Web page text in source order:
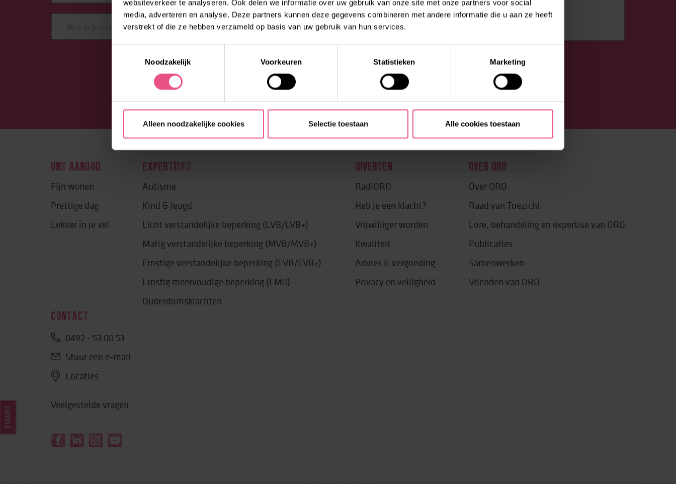
websiteverkeer te analyseren. Ook delen we informatie over uw gebruik van onze site met onze partners voor social
media, adverteren en analyse. Deze partners kunnen deze gegevens combineren met andere informatie die u aan ze heeft
verstrekt of die ze hebben verzameld op basis van uw gebruik van hun services.
Noodzakelijk
Voorkeuren Statistieken Marketing
Alleen noodzakelijke cookies Selectie toestaan Alle cookies toestaan
ONS AANBOD
Fijn wonen
Prettige dag
Lekker in je vel
EXPERTISES
Autisme
Kind & Jeugd
Licht verstandelijke beperking (LVB/LVB+)
Matig verstandelijke beperking (MVB/MVB+)
Ernstige verstandelijke beperking (EVB/EVB+)
Ernstig meervoudige beperking (EMB)
Ouderdomsklachten
DIVERSEN
RadiORO
Heb je een klacht?
Vrijwilliger worden
Kwaliteit
Advies & vergoeding
Privacy en veiligheid
OVER ORO
Over ORO
Raad van Toezicht
Lore, behandeling en expertise van ORO
Publicaties
Samenwerken
Vrienden van ORO
CONTACT
0492 - 53 00 53
Stuur een e-mail
Locaties
Veelgestelde vragen
COOKIES